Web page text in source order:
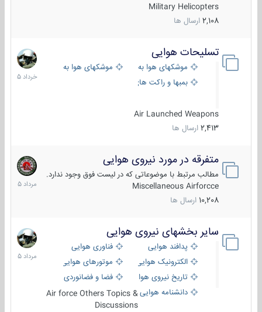
Military Helicopters
2,108 ارسال ها
تسلیحات هوایی
موشکهای هوا به هوا
موشکهای هوا به سطح
بمبها و راکت های هوایی
Air Launched Weapons
2,413 ارسال ها
30
خرداد
1405
متفرقه در مورد نیروی هوایی
مطالب مرتبط با موضوعاتی که در لیست فوق وجود ندارد.
Miscellaneous Airforcce
10,208 ارسال ها
7
مرداد
1405
سایر بخشهای نیروی هوایی
پدافند هوایی
فناوری هوایی
الکترونیک هوایی
موتورهای هوایی
تاریخ نیروی هوایی
فضا و فضانوردی
دانشنامه هواییAir force Others Topics &
Discussions
2
مرداد
1405